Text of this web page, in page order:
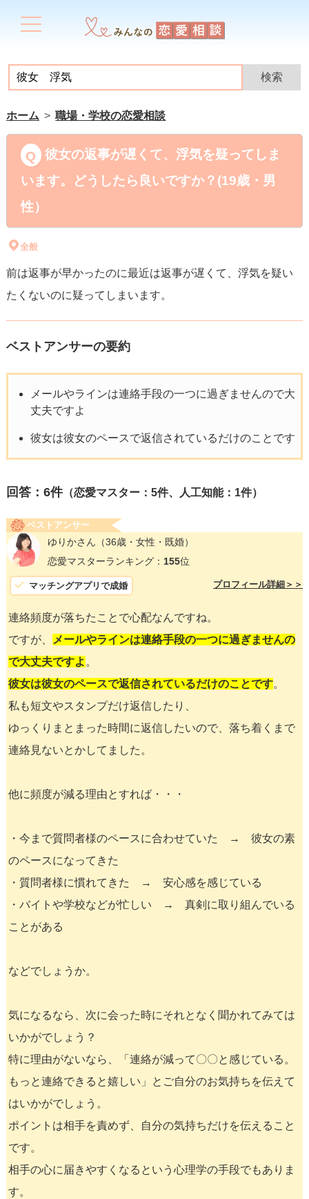
ホーム 職場・学校の恋愛相談
彼女の返事が遅くて、浮気を疑ってしま
います。どうしたら良いですか？(19歳・男
性）
全般
前は返事が早かったのに最近は返事が遅くて、浮気を疑い
たくないのに疑ってしまいます。
ベストアンサーの要約
メールやラインは連絡手段の一つに過ぎませんので大
丈夫ですよ
彼女は彼女のペースで返信されているだけのことです
回答： 6件（恋愛マスター：5件、人工知能：1件）
ベストアンサー
ゆりかさん （36歳・女性・既婚）
恋愛マスターランキング： 155位
マッチングアプリで成婚 プロフィール詳細＞＞
連絡頻度が落ちたことで心配なんですね。
ですが、
メールやラインは連絡手段の一つに過ぎませんの
で大丈夫ですよ 。
彼女は彼女のペースで返信されているだけのことです。
私も短文やスタンプだけ返信したり、
ゆっくりまとまった時間に返信したいので、落ち着くまで
連絡見ないとかしてました。
他に頻度が減る理由とすれば・・・
・今まで質問者様のペースに合わせていた → 彼女の素
のペースになってきた
・質問者様に慣れてきた → 安心感を感じている
・バイトや学校などが忙しい → 真剣に取り組んでいる
ことがある
などでしょうか。
気になるなら、次に会った時にそれとなく聞かれてみては
いかがでしょう？
特に理由がないなら、「連絡が減って〇〇と感じている。
もっと連絡できると嬉しい」とご自分のお気持ちを伝えて
はいかがでしょう。
ポイントは相手を責めず、自分の気持ちだけを伝えること
です。
相手の心に届きやすくなるという心理学の手段でもありま
す。